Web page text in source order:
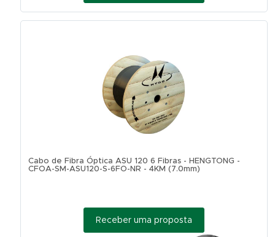
Cabo de Fibra Óptica ASU 120 6 Fibras - HENGTONG -
CFOA-SM-ASU120-S-6FO-NR - 4KM (7.0mm)
Receber uma proposta